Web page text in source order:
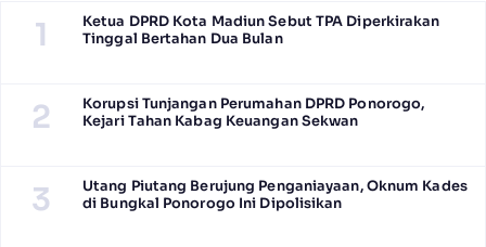
1
Ketua DPRD Kota Madiun Sebut TPA Diperkirakan
Tinggal Bertahan Dua Bulan
2
Korupsi Tunjangan Perumahan DPRD Ponorogo,
Kejari Tahan Kabag Keuangan Sekwan
3
Utang Piutang Berujung Penganiayaan, Oknum Kades
di Bungkal Ponorogo Ini Dipolisikan